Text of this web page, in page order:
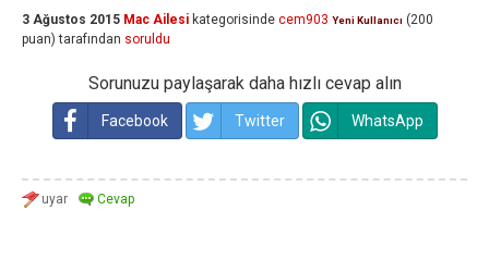
3 Ağustos 2015 Mac Ailesi kategorisinde cem903 Yeni Kullanıcı (200
puan) tarafından soruldu
Sorunuzu paylaşarak daha hızlı cevap alın
Facebook Twitter WhatsApp